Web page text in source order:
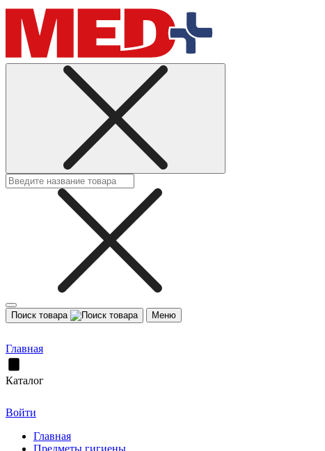
Поиск товара Меню
Главная
Каталог
Войти
Главная
Предметы гигиены